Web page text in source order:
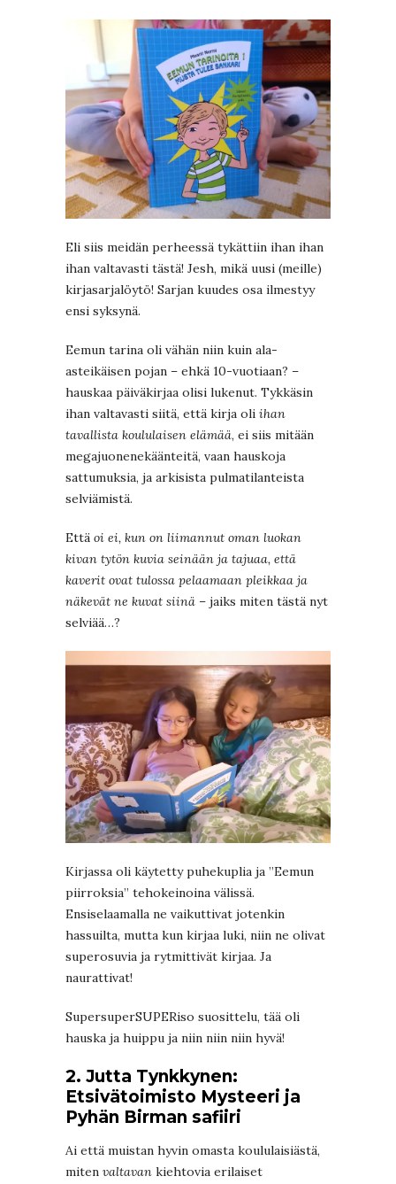
Eli siis meidän perheessä tykättiin ihan ihan
ihan valtavasti tästä! Jesh, mikä uusi (meille)
kirjasarjalöytö! Sarjan kuudes osa ilmestyy
ensi syksynä.
Eemun tarina oli vähän niin kuin ala-
asteikäisen pojan – ehkä 10-vuotiaan? –
hauskaa päiväkirjaa olisi lukenut. Tykkäsin
ihan valtavasti siitä, että kirja oli ihan
tavallista koululaisen elämää, ei siis mitään
megajuonenekäänteitä, vaan hauskoja
sattumuksia, ja arkisista pulmatilanteista
selviämistä.
Että oi ei, kun on liimannut oman luokan
kivan tytön kuvia seinään ja tajuaa, että
kaverit ovat tulossa pelaamaan pleikkaa ja
näkevät ne kuvat siinä – jaiks miten tästä nyt
selviää…?
Kirjassa oli käytetty puhekuplia ja ”Eemun
piirroksia” tehokeinoina välissä.
Ensiselaamalla ne vaikuttivat jotenkin
hassuilta, mutta kun kirjaa luki, niin ne olivat
superosuvia ja rytmittivät kirjaa. Ja
naurattivat!
SupersuperSUPERiso suosittelu, tää oli
hauska ja huippu ja niin niin niin hyvä!
2. Jutta Tynkkynen:
Etsivätoimisto Mysteeri ja
Pyhän Birman safiiri
Ai että muistan hyvin omasta koululaisiästä,
miten valtavan kiehtovia erilaiset